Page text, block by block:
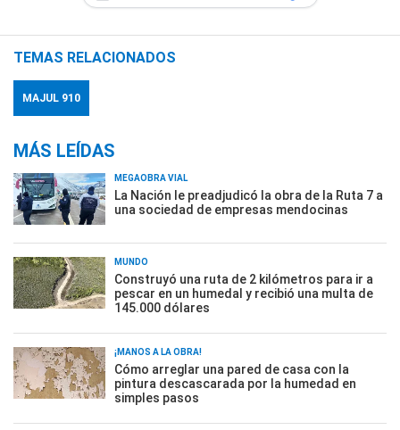
TEMAS RELACIONADOS
MAJUL 910
MÁS LEÍDAS
MEGAOBRA VIAL
La Nación le preadjudicó la obra de la Ruta 7 a
una sociedad de empresas mendocinas
MUNDO
Construyó una ruta de 2 kilómetros para ir a
pescar en un humedal y recibió una multa de
145.000 dólares
¡MANOS A LA OBRA!
Cómo arreglar una pared de casa con la
pintura descascarada por la humedad en
simples pasos